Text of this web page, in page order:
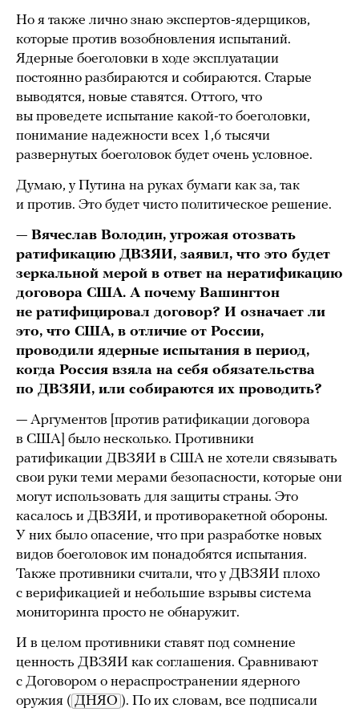
Но я также лично знаю экспертов-ядерщиков,
которые против возобновления испытаний.
Ядерные боеголовки в ходе эксплуатации
постоянно разбираются и собираются. Старые
выводятся, новые ставятся. Оттого, что
вы проведете испытание какой-то боеголовки,
понимание надежности всех 1,6 тысячи
развернутых боеголовок будет очень условное.
Думаю, у Путина на руках бумаги как за, так
и против. Это будет чисто политическое решение.
— Вячеслав Володин, угрожая отозвать
ратификацию ДВЗЯИ, заявил, что это будет
зеркальной мерой в ответ на нератификацию
договора США. А почему Вашингтон
не ратифицировал договор? И означает ли
это, что США, в отличие от России,
проводили ядерные испытания в период,
когда Россия взяла на себя обязательства
по ДВЗЯИ, или собираются их проводить?
— Аргументов [против ратификации договора
в США] было несколько. Противники
ратификации ДВЗЯИ в США не хотели связывать
свои руки теми мерами безопасности, которые они
могут использовать для защиты страны. Это
касалось и ДВЗЯИ, и противоракетной обороны.
У них было опасение, что при разработке новых
видов боеголовок им понадобятся испытания.
Также противники считали, что у ДВЗЯИ плохо
с верификацией и небольшие взрывы система
мониторинга просто не обнаружит.
И в целом противники ставят под сомнение
ценность ДВЗЯИ как соглашения. Сравнивают
с Договором о нераспространении ядерного
оружия ( ДНЯО ). По их словам, все подписали